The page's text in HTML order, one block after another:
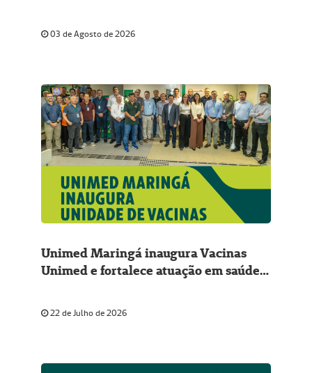
03 de Agosto de 2026
Unimed Maringá inaugura Vacinas
Unimed e fortalece atuação em saúde
22 de Julho de 2026